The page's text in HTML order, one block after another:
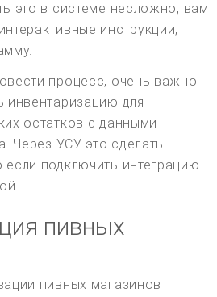
это в системе несложно, вам
инструкции,
процесс, очень важно
инвентаризацию для
остатков с данными
Через УСУ это сделать
подключить интеграцию
пивных
пивных магазинов